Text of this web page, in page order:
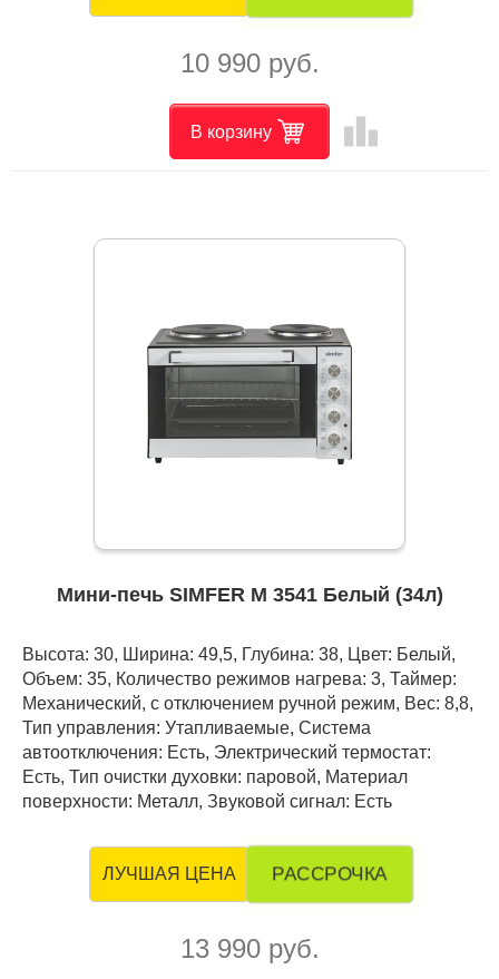
10 990 руб.
В корзину leaderboard
Мини-печь SIMFER M 3541 Белый (34л)
Высота: 30, Ширина: 49,5, Глубина: 38, Цвет: Белый,
Объем: 35, Количество режимов нагрева: 3, Таймер:
Механический, с отключением ручной режим, Вес: 8,8,
Тип управления: Утапливаемые, Система
автоотключения: Есть, Электрический термостат:
Есть, Тип очистки духовки: паровой, Материал
поверхности: Металл, Звуковой сигнал: Есть
ЛУЧШАЯ ЦЕНА РАССРОЧКА
13 990 руб.